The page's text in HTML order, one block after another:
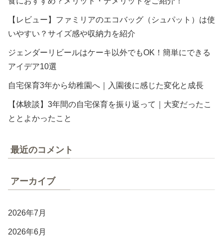
【レビュー】ファミリアのエコバッグ（シュパット）は使
いやすい？サイズ感や収納力を紹介
ジェンダーリビールはケーキ以外でもOK！簡単にできる
アイデア10選
自宅保育3年から幼稚園へ｜入園後に感じた変化と成長
【体験談】3年間の自宅保育を振り返って｜大変だったこ
ととよかったこと
最近のコメント
アーカイブ
2026年7月
2026年6月